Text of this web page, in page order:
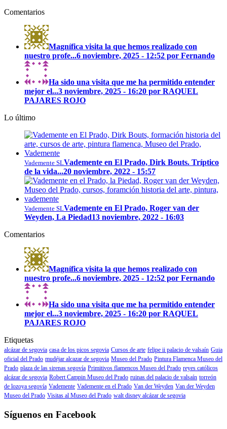
Comentarios
Magnífica visita la que hemos realizado con
nuestro profe...6 noviembre, 2025 - 12:52 por Fernando
Ha sido una visita que me ha permitido entender
mejor el...3 noviembre, 2025 - 16:20 por RAQUEL
PAJARES ROJO
Lo último
Vademente SLVademente en El Prado, Dirk Bouts. Tríptico
de la vida...20 noviembre, 2022 - 15:57
Vademente SLVademente en El Prado, Roger van der
Weyden, La Piedad13 noviembre, 2022 - 16:03
Comentarios
Magnífica visita la que hemos realizado con
nuestro profe...6 noviembre, 2025 - 12:52 por Fernando
Ha sido una visita que me ha permitido entender
mejor el...3 noviembre, 2025 - 16:20 por RAQUEL
PAJARES ROJO
Etiquetas
alcázar de segovia casa de los picos segovia Cursos de arte felipe ii palacio de valsaín Guia
oficial del Prado mudéjar alcazar de segovia Museo del Prado Pintura Flamenca Museo del
Prado plaza de las sirenas segovía Primitivos flamencos Museo del Prado reyes católicos
alcázar de segovia Robert Campin Museo del Prado ruinas del palacio de valsaín torreón
de lozoya segovía Vademente Vademente en el Prado Van der Weyden Van der Weyden
Museo del Prado Visitas al Museo del Prado walt disney alcázar de segovia
Síguenos en Facebook